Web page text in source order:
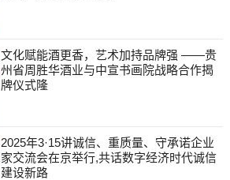
文化赋能酒更香，艺术加持品牌强 ——贵
州省周胜华酒业与中宣书画院战略合作揭
牌仪式隆
2025年3·15讲诚信、重质量、守承诺企业
家交流会在京举行,共话数字经济时代诚信
建设新路